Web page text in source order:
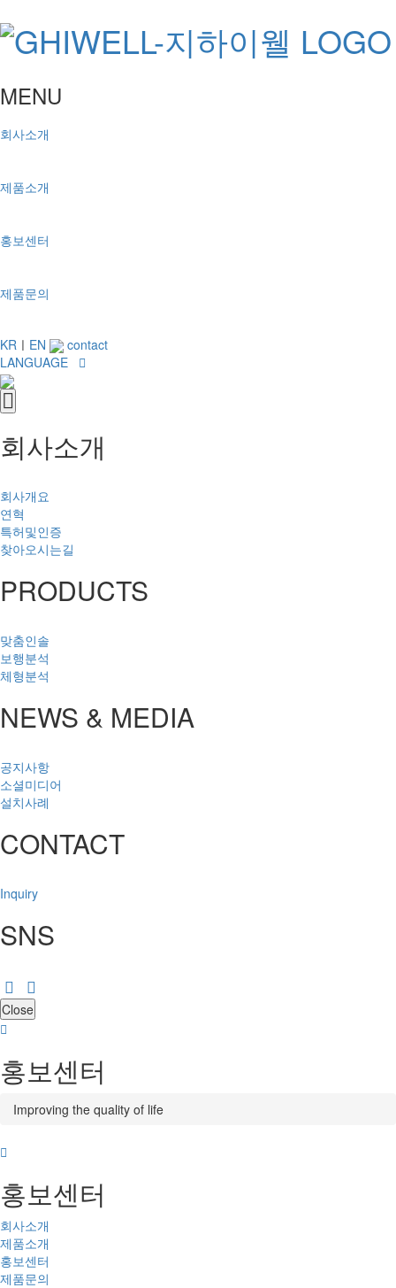
MENU
회사소개
제품소개
홍보센터
제품문의
KR ㅣ EN
contact
LANGUAGE
회사소개
회사개요
연혁
특허및인증
찾아오시는길
PRODUCTS
맞춤인솔
보행분석
체형분석
NEWS & MEDIA
공지사항
소셜미디어
설치사례
CONTACT
Inquiry
SNS
Close
홍보센터
Improving the quality of life
홍보센터
회사소개
제품소개
홍보센터
제품문의